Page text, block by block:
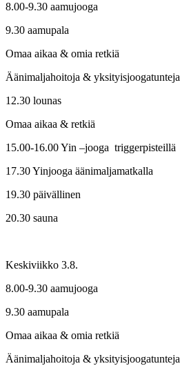
8.00-9.30 aamujooga
9.30 aamupala
Omaa aikaa & omia retkiä
Äänimaljahoitoja & yksityisjoogatunteja
12.30 lounas
Omaa aikaa & retkiä
15.00-16.00 Yin –jooga triggerpisteillä
17.30 Yinjooga äänimaljamatkalla
19.30 päivällinen
20.30 sauna
Keskiviikko 3.8.
8.00-9.30 aamujooga
9.30 aamupala
Omaa aikaa & omia retkiä
Äänimaljahoitoja & yksityisjoogatunteja